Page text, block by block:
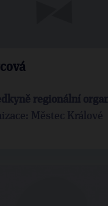
regionální
Městec Králové